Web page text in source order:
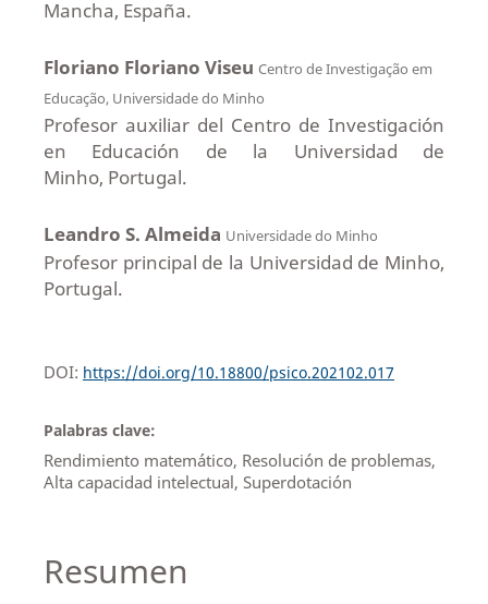
Mancha, España.
Floriano Floriano Viseu Centro de Investigação em
Educação, Universidade do Minho
Profesor auxiliar del Centro de Investigación
en Educación de la Universidad de
Minho, Portugal.
Leandro S. Almeida Universidade do Minho
Profesor principal de la Universidad de Minho,
Portugal.
DOI: https://doi.org/10.18800/psico.202102.017
Palabras clave:
Rendimiento matemático, Resolución de problemas,
Alta capacidad intelectual, Superdotación
Resumen